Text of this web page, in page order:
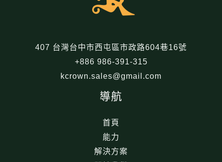
407 台灣台中市西屯區市政路604巷16號
+886 986-391-315
kcrown.sales@gmail.com
導航
首頁
能力
解決方案